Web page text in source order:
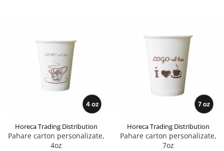
Horeca Trading Distribution
Pahare carton personalizate,
4oz
Horeca Trading Distribution
Pahare carton personalizate,
7oz